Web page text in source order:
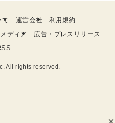
て 運営会社
利用規約
ディア
広告・プレスリリース
All rights reserved.